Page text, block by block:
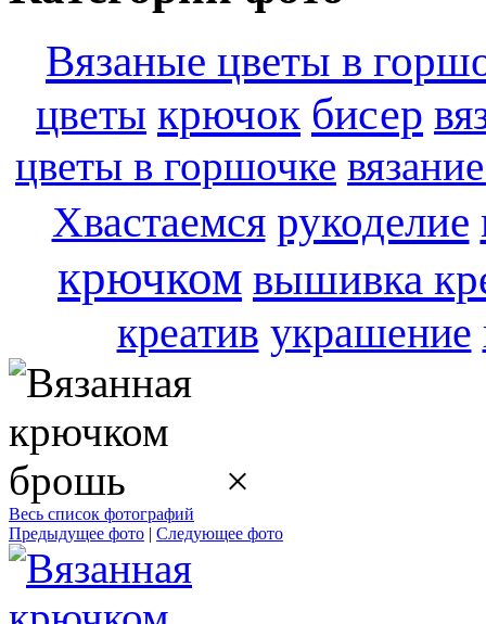
Вязаные цветы в
цветы крючок бисер
цветы в горшочке
Хвастаемся рукоделие
крючком вышивка
креатив украшение
×
Весь список фотографий
Предыдущее фото | Следующее фото